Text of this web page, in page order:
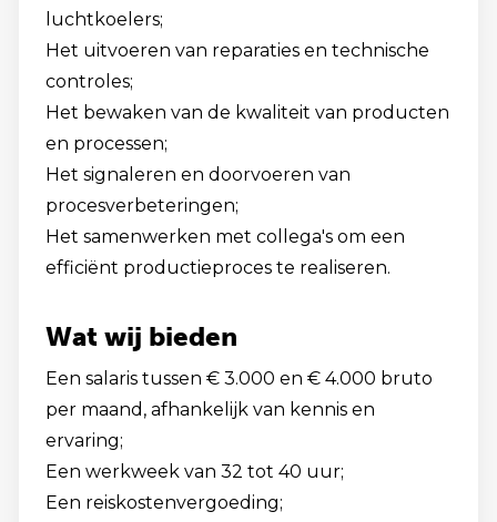
luchtkoelers;
Het uitvoeren van reparaties en technische
controles;
Het bewaken van de kwaliteit van producten
en processen;
Het signaleren en doorvoeren van
procesverbeteringen;
Het samenwerken met collega's om een
efficiënt productieproces te realiseren.
Wat wij bieden
Een salaris tussen € 3.000 en € 4.000 bruto
per maand, afhankelijk van kennis en
ervaring;
Een werkweek van 32 tot 40 uur;
Een reiskostenvergoeding;